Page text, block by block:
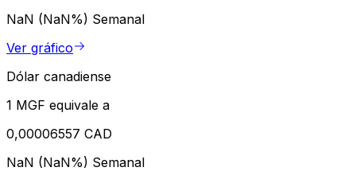
NaN (NaN%) Semanal
Ver gráfico
Dólar canadiense
1 MGF equivale a
0,00006557 CAD
NaN (NaN%) Semanal